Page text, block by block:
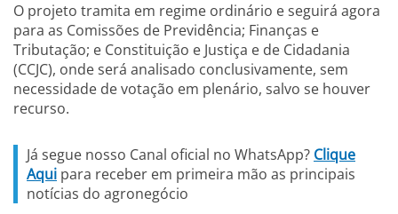
O projeto tramita em regime ordinário e seguirá agora
para as Comissões de Previdência; Finanças e
Tributação; e Constituição e Justiça e de Cidadania
(CCJC), onde será analisado conclusivamente, sem
necessidade de votação em plenário, salvo se houver
recurso.
Já segue nosso Canal oficial no WhatsApp? Clique
Aqui para receber em primeira mão as principais
notícias do agronegócio